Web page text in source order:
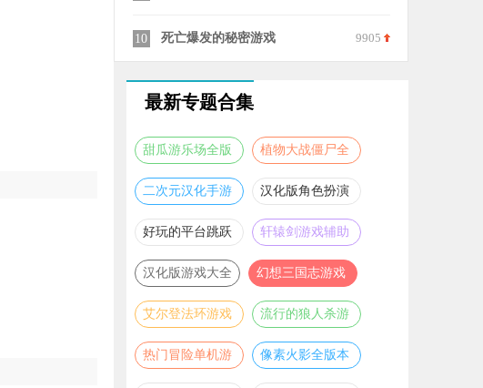
20 班班幼儿园第9章 6062
最新专题合集
甜瓜游乐场全版
本合集
植物大战僵尸全
版本合集
二次元汉化手游
推荐
汉化版角色扮演
游戏大全
好玩的平台跳跃
游戏合集
轩辕剑游戏辅助
合集
汉化版游戏大全
幻想三国志游戏
辅助合集
艾尔登法环游戏
辅助合集
流行的狼人杀游
戏合集
热门冒险单机游
戏合集
像素火影全版本
合集